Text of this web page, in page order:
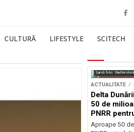
CULTURĂ LIFESTYLE SCITECH
Sursă foto: Shutterstock
ACTUALITATE
Delta
50 de
PNRR
esențiale
Aproape 50